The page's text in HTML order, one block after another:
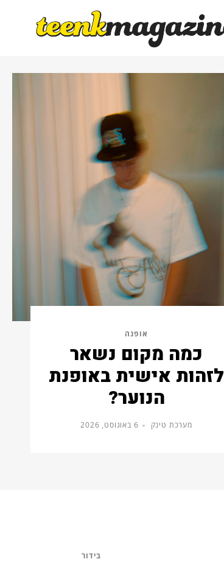
אופנה
כמה מקום נשאר
לזהות אישית באופנת
הנוער?
מערכת טינק 6 באוגוסט, 2026
בידור